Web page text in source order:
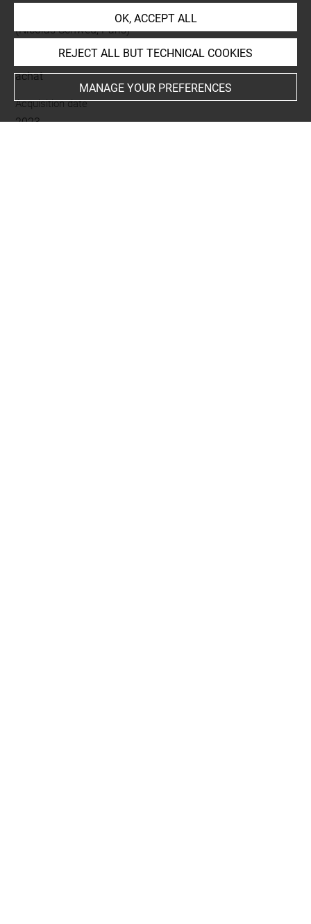
Dernière provenance : OMD-Old Masters Drawings SARL
(Nicolas Schwed, Paris)
Acquisition details
achat
Acquisition date
2023
OK, ACCEPT ALL
REJECT ALL BUT TECHNICAL COOKIES
MANAGE YOUR PREFERENCES